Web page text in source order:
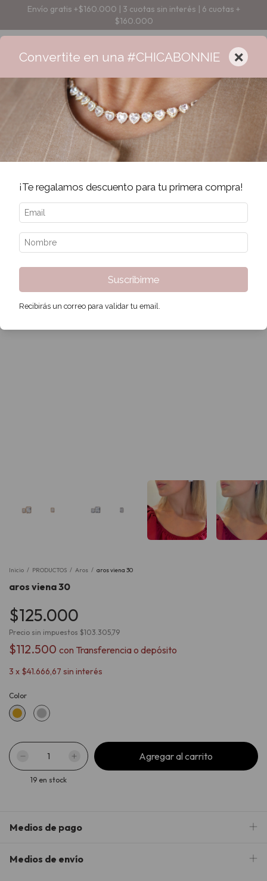
Envío gratis +$160.000 | 3 cuotas sin interés | 6 cuotas +
$160.000
Inicio / PRODUCTOS / Aros / aros viena 30
aros viena 30
$125.000
Precio sin impuestos $103.305,79
$112.500 con Transferencia o depósito
3 x $41.666,67 sin interés
Color
19en stock
Medios de pago
Medios de envío
Convertite en una #CHICABONNIE ×
¡Te regalamos descuento para tu primera compra!
Suscribirme
Recibirás un correo para validar tu email.